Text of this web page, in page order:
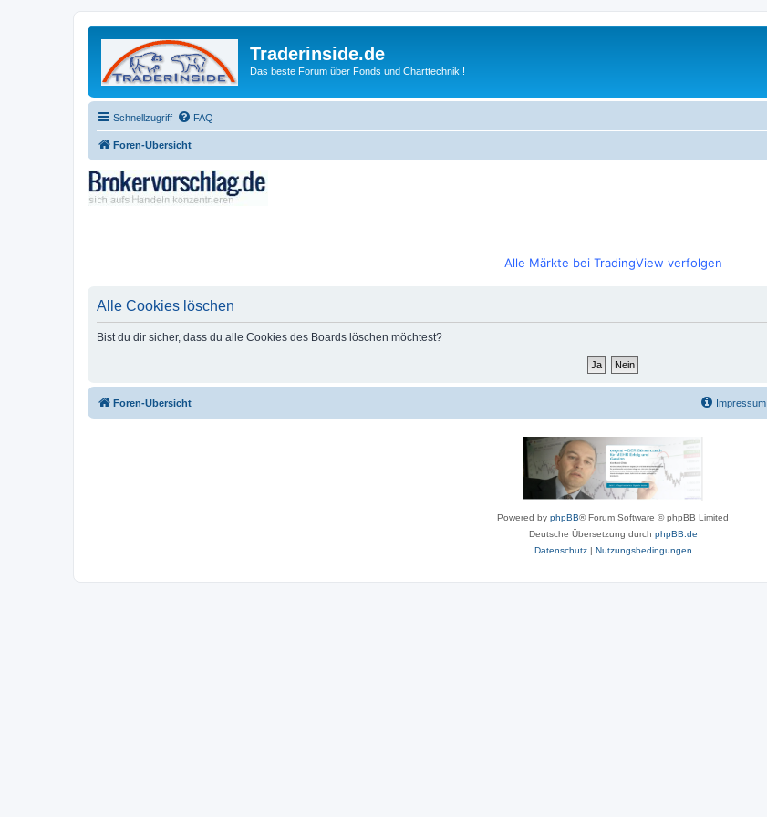
Traderinside.de
Das beste Forum über Fonds und Charttechnik !
Schnellzugriff FAQ
Foren-Übersicht
Alle Märkte bei TradingView verfolgen
Alle Cookies löschen
Bist du dir sicher, dass du alle Cookies des Boards löschen möchtest?
Foren-Übersicht Impressum
Powered by phpBB® Forum Software © phpBB Limited
Deutsche Übersetzung durch phpBB.de
Datenschutz| Nutzungsbedingungen